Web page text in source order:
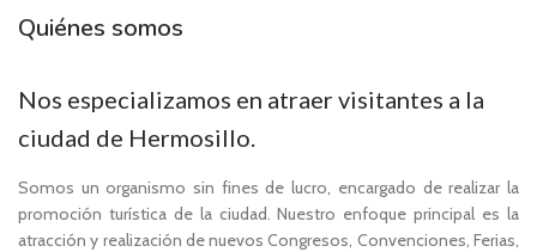
Quiénes somos
Nos especializamos en atraer visitantes a la
ciudad de Hermosillo.
Somos un organismo sin fines de lucro, encargado de realizar la
promoción turística de la ciudad. Nuestro enfoque principal es la
atracción y realización de nuevos Congresos, Convenciones, Ferias,